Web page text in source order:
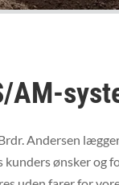
AM-
Andersen
kunders ønsker og